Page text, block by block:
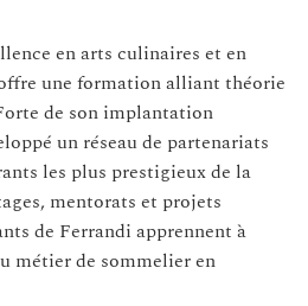
en arts culinaires et en
une formation alliant théorie
de son implantation
un réseau de partenariats
les plus prestigieux de la
mentorats et projets
de Ferrandi apprennent à
métier de sommelier en